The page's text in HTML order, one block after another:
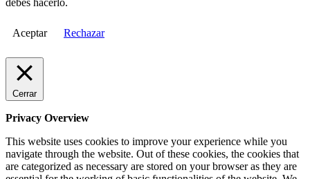
Aceptar Rechazar
Cerrar
Privacy Overview
This website uses cookies to improve your experience while you
navigate through the website. Out of these cookies, the cookies that
are categorized as necessary are stored on your browser as they are